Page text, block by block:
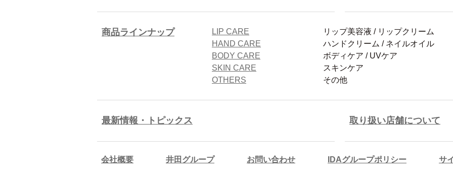
商品ラインナップ LIP CARE リップ美容液 / リップクリーム
HAND CARE
ハンドクリーム / ネイルオイル
BODY CARE
ボディケア / UVケア
SKIN CARE
スキンケア
OTHERS
その他
最新情報・トピックス 取り扱い店舗について
会社概要 井田グループ お問い合わせ IDAグループポリシー サ